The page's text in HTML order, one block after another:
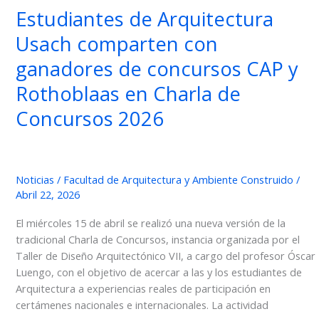
Estudiantes de Arquitectura
Usach comparten con
ganadores de concursos CAP y
Rothoblaas en Charla de
Concursos 2026
Noticias / Facultad de Arquitectura y Ambiente Construido /
Abril 22, 2026
El miércoles 15 de abril se realizó una nueva versión de la
tradicional Charla de Concursos, instancia organizada por el
Taller de Diseño Arquitectónico VII, a cargo del profesor Óscar
Luengo, con el objetivo de acercar a las y los estudiantes de
Arquitectura a experiencias reales de participación en
certámenes nacionales e internacionales. La actividad